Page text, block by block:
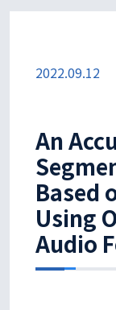
2022.09.12
An
Based
Using
Audio